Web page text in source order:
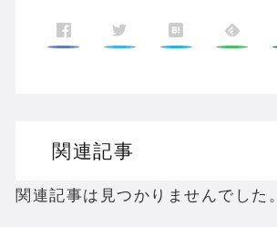
関連記事
関連記事は見つかりませんでした。